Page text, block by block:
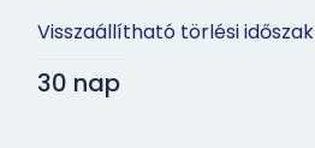
Visszaállítható törlési időszak
30 nap